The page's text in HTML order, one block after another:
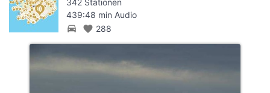
439:48 min Audio
directions_car favorite 288